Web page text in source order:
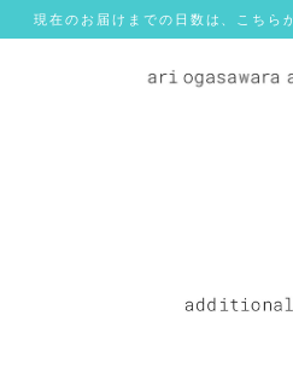
現在のお届けまでの日数は、こち